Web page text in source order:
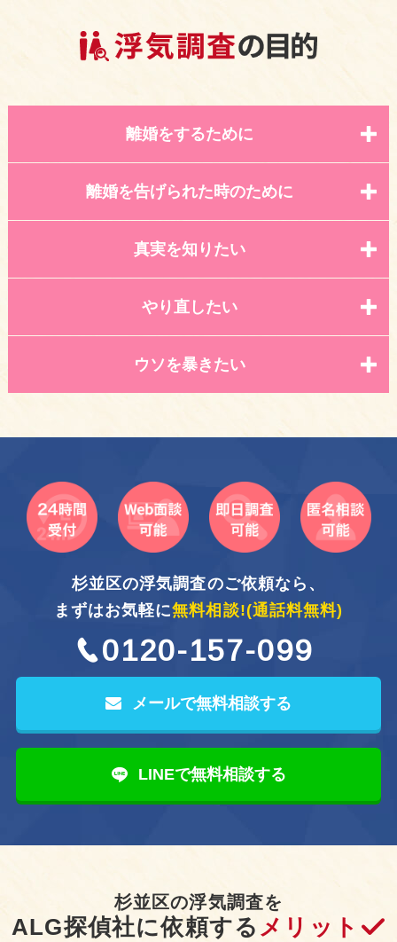
離婚をするために
離婚を告げられた時のために
真実を知りたい
やり直したい
ウソを暴きたい
杉並区の浮気調査のご依頼なら、
まずはお気軽に無料相談!(通話料無料)
0120-157-099
メールで無料相談する
LINEで無料相談する
杉並区の浮気調査を
ALG探偵社に依頼する メリット